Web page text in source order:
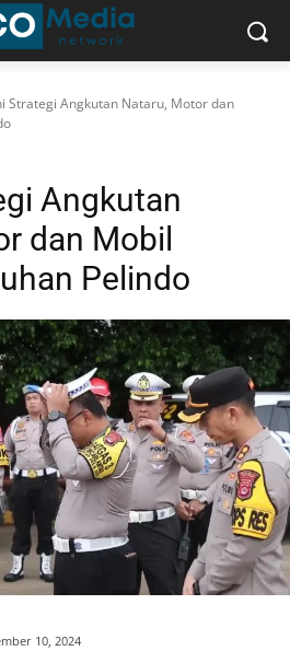
Strategi Angkutan Nataru, Motor dan
Angkutan
dan Mobil
Pelindo
10, 2024